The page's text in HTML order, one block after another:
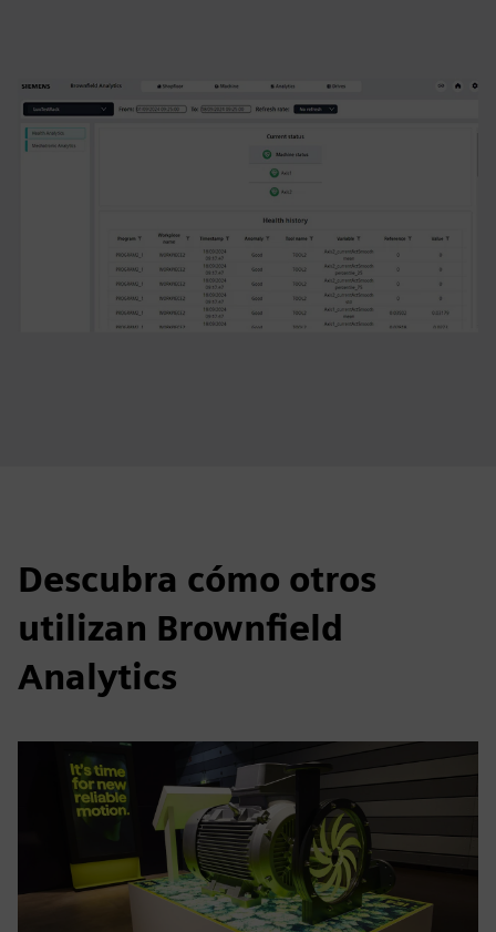
Descubra cómo otros
utilizan Brownfield
Analytics